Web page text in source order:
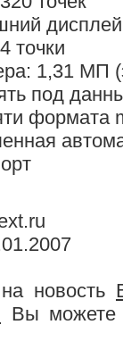
точки
1,31 МП
под
формата
новость
Вы можете